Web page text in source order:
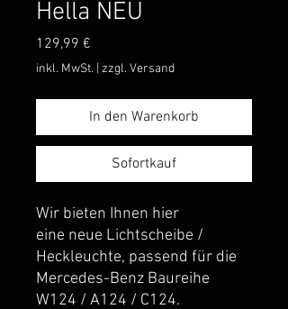
Hella NEU
129,99 €
inkl. MwSt. zzgl. Versand
In den Warenkorb
Sofortkauf
Wir bieten Ihnen hier
eine neue Lichtscheibe /
Heckleuchte, passend für die
Mercedes-Benz Baureihe
W124 / A124 / C124.